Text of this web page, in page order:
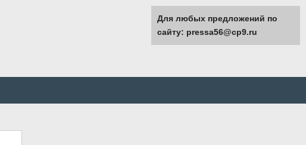
Для любых предложений по
сайту: pressa56@cp9.ru